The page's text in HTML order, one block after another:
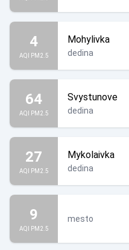
4
AQI PM2.5
Mohylivka
dedina
64
AQI PM2.5
Svystunove
dedina
27
AQI PM2.5
Mykolaivka
dedina
9
AQI PM2.5
mesto